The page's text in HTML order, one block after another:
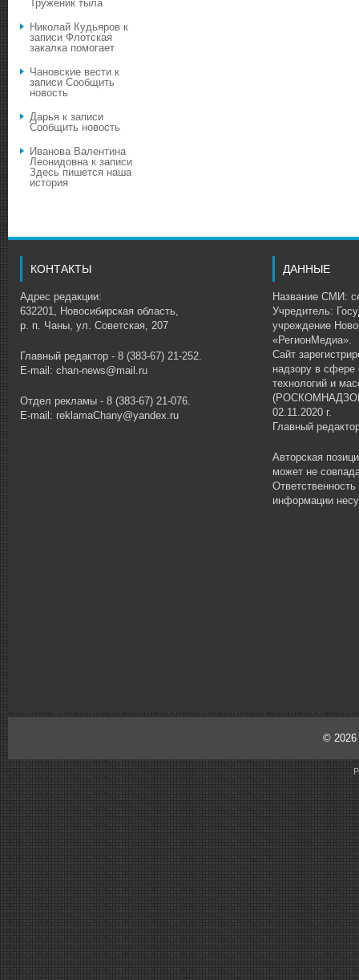
Труженик тыла
Николай Кудьяров к
записи Флотская
закалка помогает
Чановские вести к
записи Сообщить
новость
Дарья к записи
Сообщить новость
Иванова Валентина
Леонидовнак записи
Здесь пишется наша
история
КОНТАКТЫ
Адрес редакции:
632201, Новосибирская область,
р. п. Чаны, ул. Советская, 207
Главный редактор - 8 (383-67) 21-252.
E-mail: chan-news@mail.ru
Отдел рекламы - 8 (383-67) 21-076.
E-mail: reklamaChany@yandex.ru
ДАННЫЕ
Название СМИ:
Учредитель:
учреждение
«РегионМедиа».
Сайт
надзору в
технологий и
02.11.2020 г.
Главный
Авторская
может не
информации
© 2026